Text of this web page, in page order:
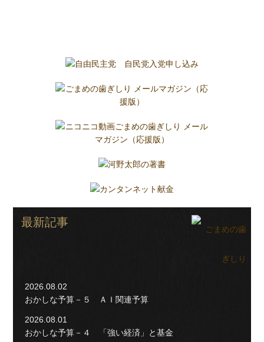
最新記事
2026.08.02
おかしな予算－５ ＡＩ関連予算
2026.08.01
おかしな予算－４ 「強い経済」と基金